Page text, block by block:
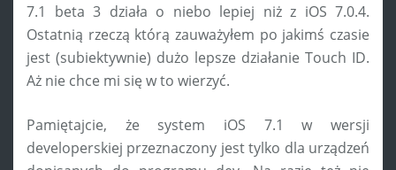
7.1 beta 3 działa o niebo lepiej niż z iOS 7.0.4.
Ostatnią rzeczą którą zauważyłem po jakimś czasie
jest (subiektywnie) dużo lepsze działanie Touch ID.
Aż nie chce mi się w to wierzyć.
Pamiętajcie, że system iOS 7.1 w wersji
developerskiej przeznaczony jest tylko dla urządzeń